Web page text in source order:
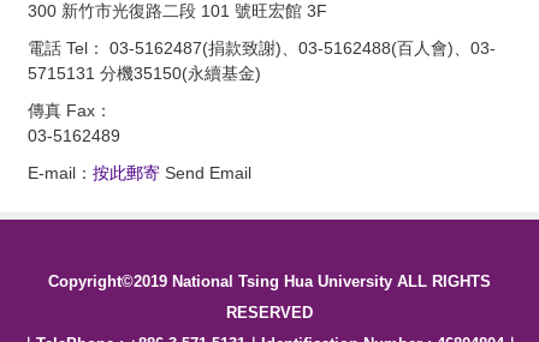
300 新竹市光復路二段 101 號旺宏館 3F
電話 Tel： 03-5162487(捐款致謝)、03-5162488(百人會)、03-
5715131 分機35150(永續基金)
傳真 Fax：
03-5162489
E-mail： 按此郵寄 Send Email
Copyright©2019 National Tsing Hua University ALL RIGHTS
RESERVED